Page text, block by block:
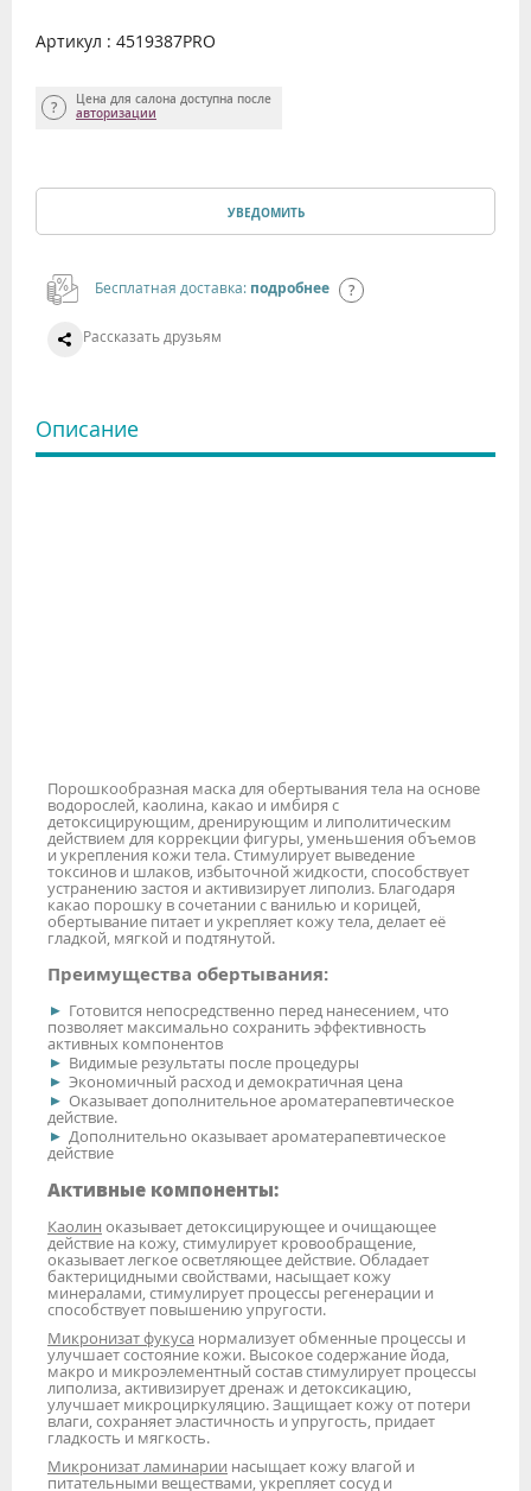
Артикул : 4519387PRO
Цена для салона доступна после
авторизации
УВЕДОМИТЬ
Бесплатная доставка: подробнее
Рассказать друзьям
Описание
Порошкообразная маска для обертывания тела на основе
водорослей, каолина, какао и имбиря с
детоксицирующим, дренирующим и липолитическим
действием для коррекции фигуры, уменьшения объемов
и укрепления кожи тела. Стимулирует выведение
токсинов и шлаков, избыточной жидкости, способствует
устранению застоя и активизирует липолиз. Благодаря
какао порошку в сочетании с ванилью и корицей,
обертывание питает и укрепляет кожу тела, делает её
гладкой, мягкой и подтянутой.
Преимущества обертывания:
Готовится непосредственно перед нанесением, что
позволяет максимально сохранить эффективность
активных компонентов
Видимые результаты после процедуры
Экономичный расход и демократичная цена
Оказывает дополнительное ароматерапевтическое
действие.
Дополнительно оказывает ароматерапевтическое
действие
Активные компоненты:
Каолин оказывает детоксицирующее и очищающее
действие на кожу, стимулирует кровообращение,
оказывает легкое осветляющее действие. Обладает
бактерицидными свойствами, насыщает кожу
минералами, стимулирует процессы регенерации и
способствует повышению упругости.
Микронизат фукуса нормализует обменные процессы и
улучшает состояние кожи. Высокое содержание йода,
макро и микроэлементный состав стимулирует процессы
липолиза, активизирует дренаж и детоксикацию,
улучшает микроциркуляцию. Защищает кожу от потери
влаги, сохраняет эластичность и упругость, придает
гладкость и мягкость.
Микронизат ламинарии насыщает кожу влагой и
питательными веществами, укрепляет сосуд и